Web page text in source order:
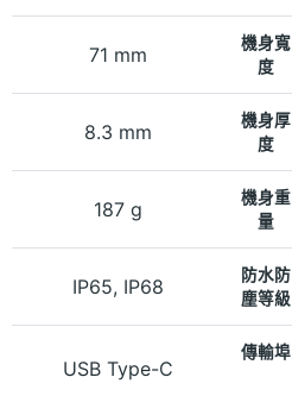
71 mm
機身寬
度
8.3 mm
機身厚
度
187 g
機身重
量
IP65, IP68
防水防
塵等級
USB Type-C
傳輸埠